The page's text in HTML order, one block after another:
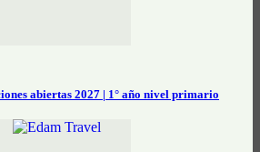
abiertas 2027 | 1° año nivel primario